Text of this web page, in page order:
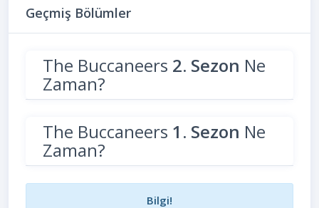
Geçmiş Bölümler
The Buccaneers 2. Sezon Ne
Zaman?
The Buccaneers 1. Sezon Ne
Zaman?
Bilgi!